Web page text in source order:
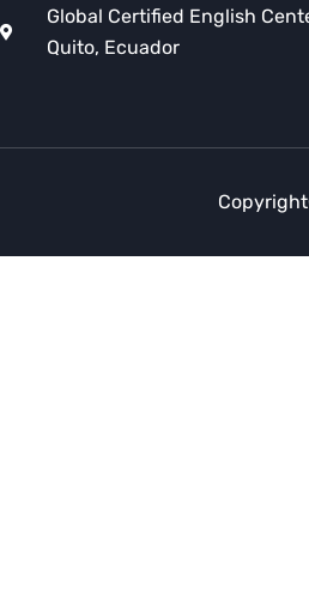
Global Certified English
Quito, Ecuador